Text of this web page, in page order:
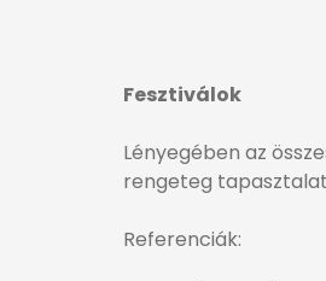
Fesztiválok
Lényegében az
rengeteg
Referenciák: